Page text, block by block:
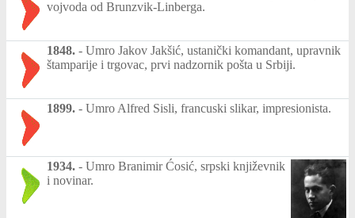
vojvoda od Brunzvik-Linberga.
1848. - Umro Jakov Jakšić, ustanički komandant, upravnik
štamparije i trgovac, prvi nadzornik pošta u Srbiji.
1899. - Umro Alfred Sisli, francuski slikar, impresionista.
1934. - Umro Branimir Ćosić, srpski književnik
i novinar.